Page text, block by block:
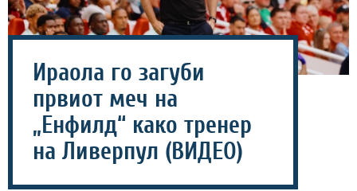
Ираола го загуби
првиот меч на
„Енфилд“ како тренер
на Ливерпул (ВИДЕО)